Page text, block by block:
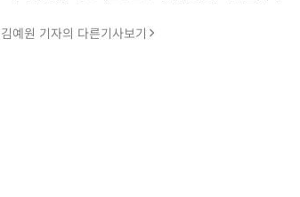
김예원 기자의 다른기사보기